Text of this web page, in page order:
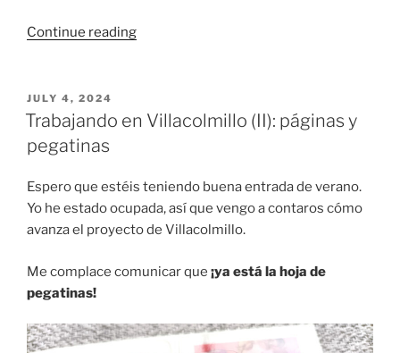
Continue reading“Trabajando
cartas
POSTED
ON
JULY 4, 2024
Trabajando en Villacolmillo (II): páginas y
pegatinas
Espero que estéis teniendo buena entrada de verano.
Yo he estado ocupada, así que vengo a contaros cómo
avanza el proyecto de Villacolmillo.
Me complace comunicar que ¡ya está la hoja de
pegatinas!